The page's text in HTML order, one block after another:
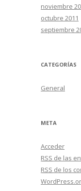
noviembre
octubre 2011
septiembre
CATEGORÍAS
General
META
Acceder
RSS de las
RSS de los